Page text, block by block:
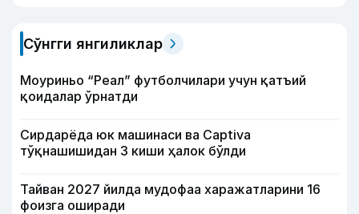
Сўнгги янгиликлар
Моуриньо “Реал” футболчилари учун қатъий
қоидалар ўрнатди
Сирдарёда юк машинаси ва Captiva
тўқнашишидан 3 киши ҳалок бўлди
Тайван 2027 йилда мудофаа харажатларини 16
фоизга оширади